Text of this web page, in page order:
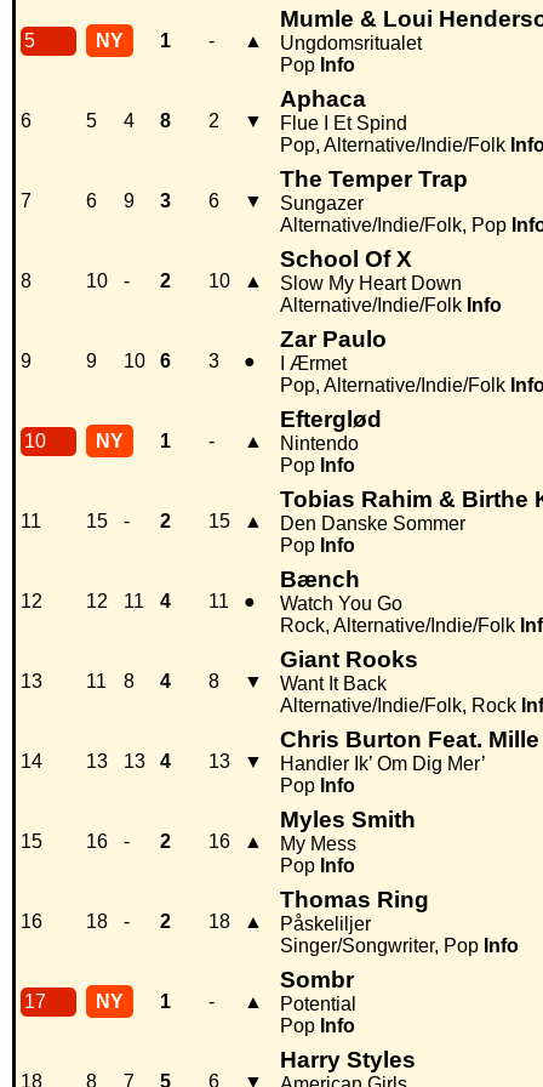
5 NY 1 - ▲
Mumle & Loui
Ungdomsritualet
Pop Info
6 5 4 8 2 ▼
Aphaca
Flue I Et Spind
Pop, Alternative/Indie/Folk
7 6 9 3 6 ▼
The Temper Trap
Sungazer
Alternative/Indie/Folk, Pop
8 10 - 2 10 ▲
School Of X
Slow My Heart Down
Alternative/Indie/Folk Info
9 9 10 6 3 ●
Zar Paulo
I Ærmet
Pop, Alternative/Indie/Folk
10 NY 1 - ▲
Efterglød
Nintendo
Pop Info
11 15 - 2 15 ▲
Tobias Rahim & Birthe
Den Danske Sommer
Pop Info
12 12 11 4 11 ●
Bænch
Watch You Go
Rock, Alternative/Indie/Folk
13 11 8 4 8 ▼
Giant Rooks
Want It Back
Alternative/Indie/Folk, Rock
14 13 13 4 13 ▼
Chris Burton Feat. Mille
Handler Ik’ Om Dig Mer’
Pop Info
15 16 - 2 16 ▲
Myles Smith
My Mess
Pop Info
16 18 - 2 18 ▲
Thomas Ring
Påskeliljer
Singer/Songwriter, Pop Info
17 NY 1 - ▲
Sombr
Potential
Pop Info
18 8 7 5 6 ▼
Harry Styles